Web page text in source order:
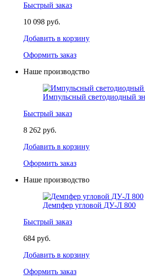
Быстрый заказ
10 098 руб.
Добавить в корзину
Оформить заказ
Наше производство
Импульсный светодиодный
Быстрый заказ
8 262 руб.
Добавить в корзину
Оформить заказ
Наше производство
Демпфер угловой ДУ-Л 800
Быстрый заказ
684 руб.
Добавить в корзину
Оформить заказ